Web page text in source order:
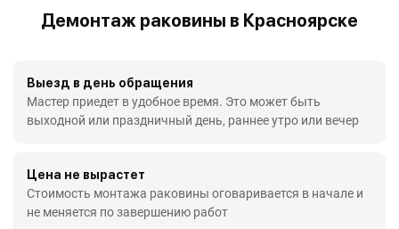
Демонтаж раковины в Красноярске
Выезд в день обращения
Мастер приедет в удобное время. Это может быть
выходной или праздничный день, раннее утро или вечер
Цена не вырастет
Стоимость монтажа раковины оговаривается в начале и
не меняется по завершению работ